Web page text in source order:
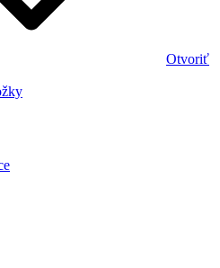
Otvoriť